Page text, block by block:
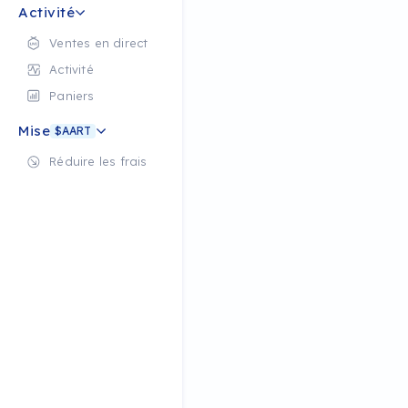
Activité
Ventes en direct
Activité
Paniers
Mise $AART
Réduire les frais